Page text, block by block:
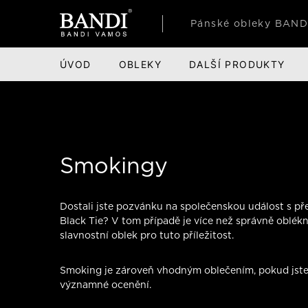
Pánské obleky
ÚVOD OBLEKY
Business obleky
Společenské obleky
Obleky ke zkouškám
DALŠÍ PRODUKTY
Košile
Svetry a roláky
Trika
Ponožky
Doplňky
Prodejny
Výprodej Sport
Firmy a
Smokingy
Dostali jste pozvánku na společenskou událost s
Black Tie? V tom případě je více než správně
slavnostní oblek pro tuto příležitost.
Smoking je zároveň vhodným oblečením, pokud
významné ocenění.